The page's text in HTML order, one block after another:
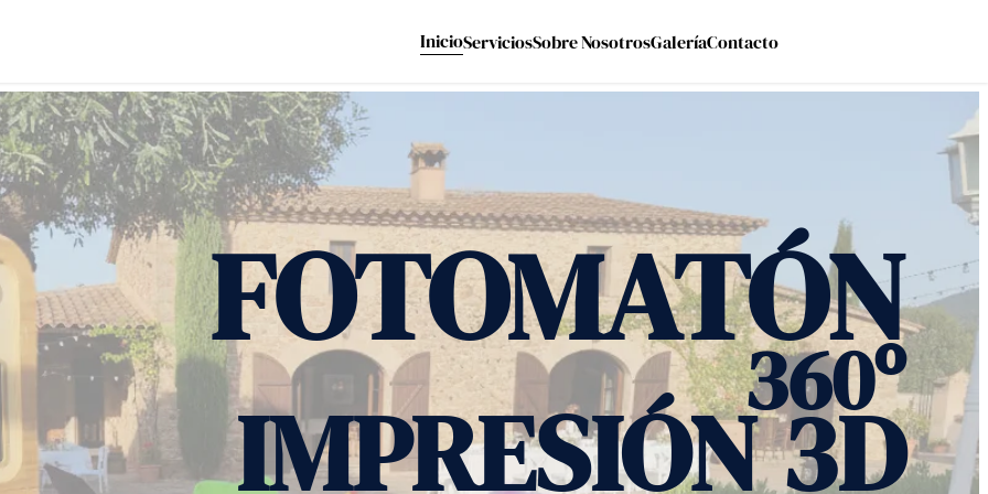
InicioServiciosSobre NosotrosGaleríaContacto
FOTOMATÓN
360º
IMPRESIÓN 3D